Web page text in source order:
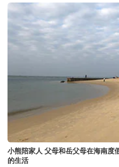
小熊陪家人 父母和岳父母在海南度
的生活